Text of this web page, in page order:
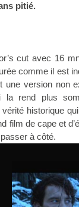
pitié.
cut avec 16
comme il est
une version non
la rend plus
historique
film de cape et
à côté.